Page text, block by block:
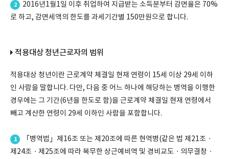
2
2016년1월1일 이후 취업하여 지급받는 소득분부터 감면율은 70%
로 하고, 감면세액의 한도를 과세기간별 150만원으로 합니다.
적용대상 청년근로자의 범위
적용대상 청년이란 근로계약 체결일 현재 연령이 15세 이상 29세 이하
인 사람을 말합니다. 다만, 다음 중 어느 하나에 해당하는 병역을 이행한
경우에는 그 기간(6년을 한도로 함)을 근로계약 체결일 현재 연령에서
빼고 계산한 연령이 29세 이하인 사람을 포함합니다.
1
「병역법」제16조 또는 제20조에 따른 현역병(같은 법 제21조ㆍ
제24조ㆍ제25조에 따라 복무한 상근예비역 및 경비교도ㆍ의무결창ㆍ